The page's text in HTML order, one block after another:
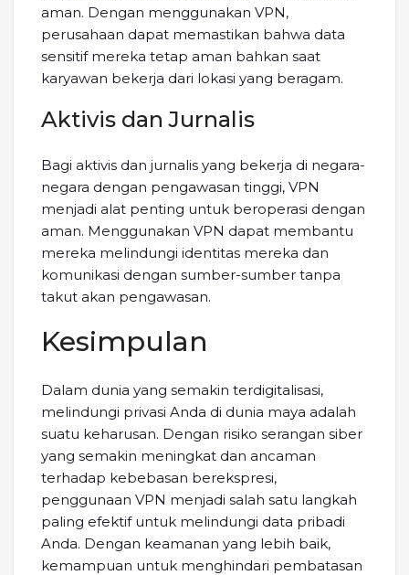
aman. Dengan menggunakan VPN,
perusahaan dapat memastikan bahwa data
sensitif mereka tetap aman bahkan saat
karyawan bekerja dari lokasi yang beragam.
Aktivis dan Jurnalis
Bagi aktivis dan jurnalis yang bekerja di negara-
negara dengan pengawasan tinggi, VPN
menjadi alat penting untuk beroperasi dengan
aman. Menggunakan VPN dapat membantu
mereka melindungi identitas mereka dan
komunikasi dengan sumber-sumber tanpa
takut akan pengawasan.
Kesimpulan
Dalam dunia yang semakin terdigitalisasi,
melindungi privasi Anda di dunia maya adalah
suatu keharusan. Dengan risiko serangan siber
yang semakin meningkat dan ancaman
terhadap kebebasan berekspresi,
penggunaan VPN menjadi salah satu langkah
paling efektif untuk melindungi data pribadi
Anda. Dengan keamanan yang lebih baik,
kemampuan untuk menghindari pembatasan